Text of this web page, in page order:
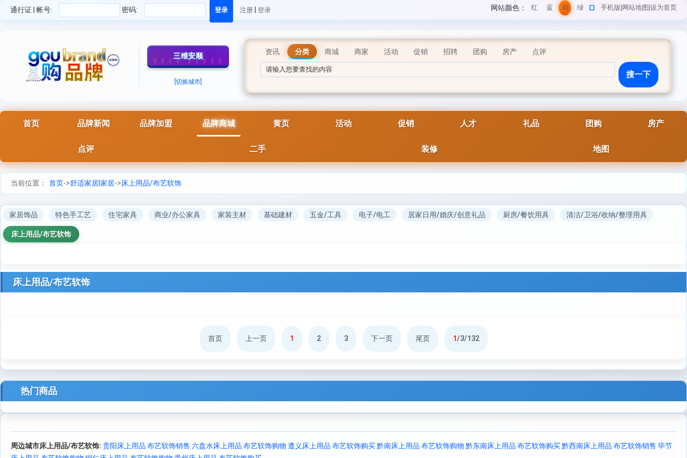
通行证 | 帐号: 密码: 注册 登录 手机版 网站地图 设为首页
红
色
蓝
色
褐
色
绿
色
网站颜色：
三维安顺
[切换城市]
资讯 分类 商城 商家 活动 促销 招聘 团购 房产 点评
首页 品牌新闻 品牌加盟 品牌商城 黄页 活动 促销 人才 礼品 团购 房产
点评 二手 装修 地图
当前位置： 首页->舒适家居|家居->床上用品/布艺软饰
家居饰品 特色手工艺 住宅家具 商业/办公家具 家装主材 基础建材 五金/工具 电子/电工 居家日用/婚庆/创意礼品 厨房/餐饮用具 清洁/卫浴/收纳/整理用具
床上用品/布艺软饰
床上用品/布艺软饰
首页 上一页 1 2 3 下一页 尾页 1/3/132
热门商品
周边城市床上用品/布艺软饰: 贵阳床上用品 布艺软饰销售 六盘水床上用品 布艺软饰购物 遵义床上用品 布艺软饰购买黔南床上用品 布艺软饰购物 黔东南床上用品 布艺软饰购买黔西南床上用品 布艺软饰销售 毕节